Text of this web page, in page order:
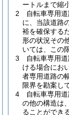
ートルまで縮
2
自転車専用
に、当該道路
裕を確保する
形の状況その
いては、この
3
自転車専用
ける場合にお
者専用道路の
限界を勘案し
4
自転車専用
の他の構造は
ることができ